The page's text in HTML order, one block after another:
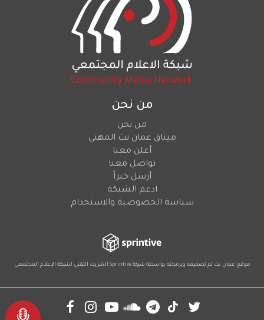
من نحن
من نحن
ميثاق عمان نت المهني
أعلن معنا
تواصل معنا
أرسل خبراً
ادعم الشبكة
سياسة الخصوصية والاستخدام
موقع عمان نت تم تصميمه وبرمجته بواسطة شركةSprintive الشريك التقني لشبكة الإعلام المجتمعي